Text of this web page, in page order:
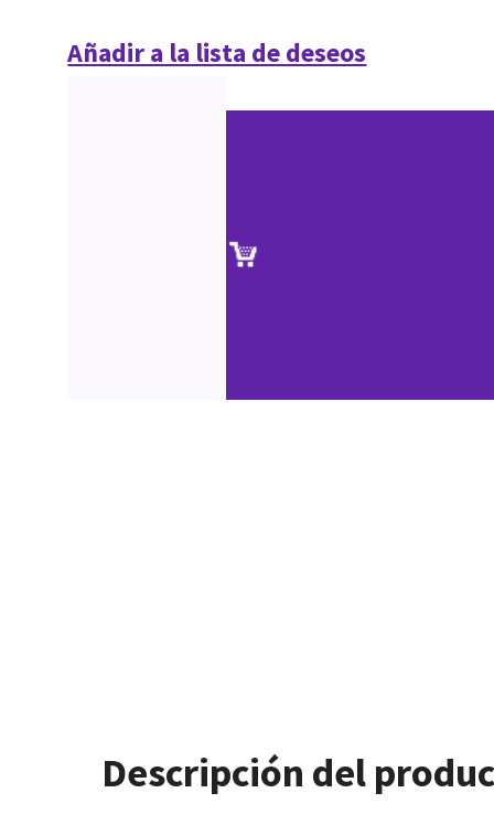
Añadir a la lista de deseos
Descripción del